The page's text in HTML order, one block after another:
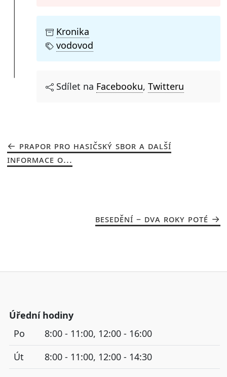
Kronika
vodovod
Sdílet na Facebooku, Twitteru
PRAPOR PRO HASIČSKÝ SBOR A DALŠÍ
INFORMACE O...
BESEDĚNÍ – DVA ROKY POTÉ
Úřední hodiny
Po
8:00 - 11:00, 12:00 - 16:00
Út
8:00 - 11:00, 12:00 - 14:30